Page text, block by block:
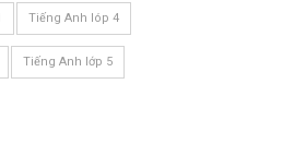
Tiếng Anh lóp 4
Tiếng Anh lớp 5